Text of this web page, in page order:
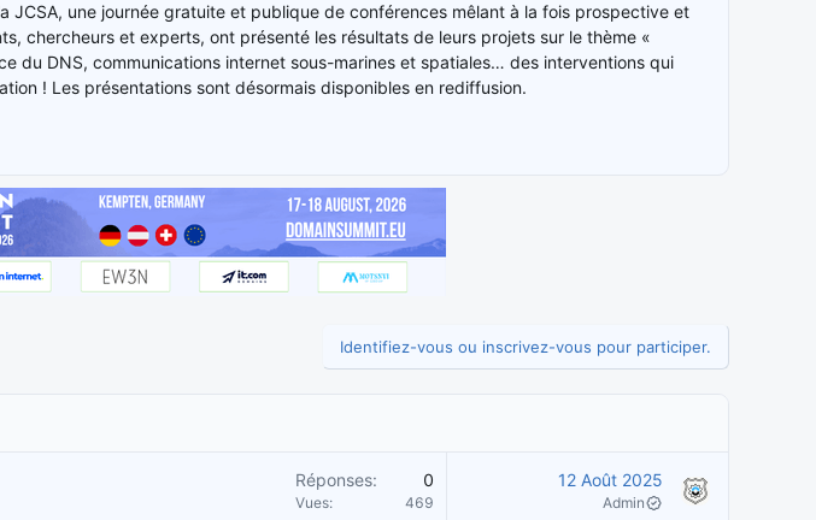
JCSA, une journée gratuite et publique de conférences mêlant à la fois prospective et
chercheurs et experts, ont présenté les résultats de leurs projets sur le thème «
du DNS, communications internet sous-marines et spatiales… des interventions qui
! Les présentations sont désormais disponibles en rediffusion.
Identifiez-vous ou inscrivez-vous pour participer.
Réponses 0
Vues 469
12 Août 2025
Admin